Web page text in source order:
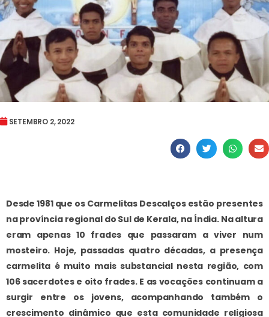
SETEMBRO 2, 2022
Desde 1981 que os Carmelitas Descalços estão presentes
na província regional do Sul de Kerala, na Índia. Na altura
eram apenas 10 frades que passaram a viver num
mosteiro. Hoje, passadas quatro décadas, a presença
carmelita é muito mais substancial nesta região, com
106 sacerdotes e oito frades. E as vocações continuam a
surgir entre os jovens, acompanhando também o
crescimento dinâmico que esta comunidade religiosa